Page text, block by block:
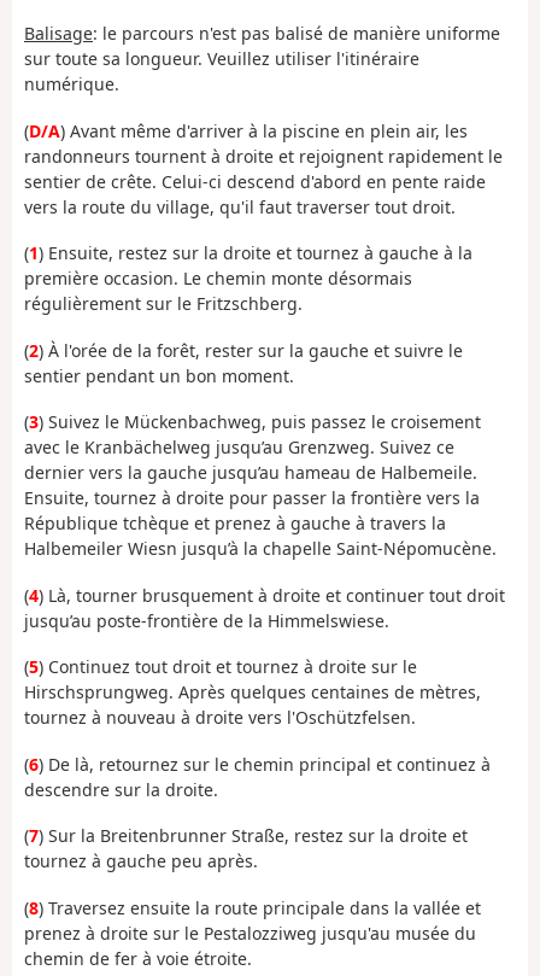
Balisage: le parcours n'est pas balisé de manière uniforme
sur toute sa longueur. Veuillez utiliser l'itinéraire
numérique.
(D/A) Avant même d'arriver à la piscine en plein air, les
randonneurs tournent à droite et rejoignent rapidement le
sentier de crête. Celui-ci descend d'abord en pente raide
vers la route du village, qu'il faut traverser tout droit.
(1) Ensuite, restez sur la droite et tournez à gauche à la
première occasion. Le chemin monte désormais
régulièrement sur le Fritzschberg.
(2) À l'orée de la forêt, rester sur la gauche et suivre le
sentier pendant un bon moment.
(3) Suivez le Mückenbachweg, puis passez le croisement
avec le Kranbächelweg jusqu’au Grenzweg. Suivez ce
dernier vers la gauche jusqu’au hameau de Halbemeile.
Ensuite, tournez à droite pour passer la frontière vers la
République tchèque et prenez à gauche à travers la
Halbemeiler Wiesn jusqu’à la chapelle Saint-Népomucène.
(4) Là, tourner brusquement à droite et continuer tout droit
jusqu’au poste-frontière de la Himmelswiese.
(5) Continuez tout droit et tournez à droite sur le
Hirschsprungweg. Après quelques centaines de mètres,
tournez à nouveau à droite vers l'Oschützfelsen.
(6) De là, retournez sur le chemin principal et continuez à
descendre sur la droite.
(7) Sur la Breitenbrunner Straße, restez sur la droite et
tournez à gauche peu après.
(8) Traversez ensuite la route principale dans la vallée et
prenez à droite sur le Pestalozziweg jusqu'au musée du
chemin de fer à voie étroite.